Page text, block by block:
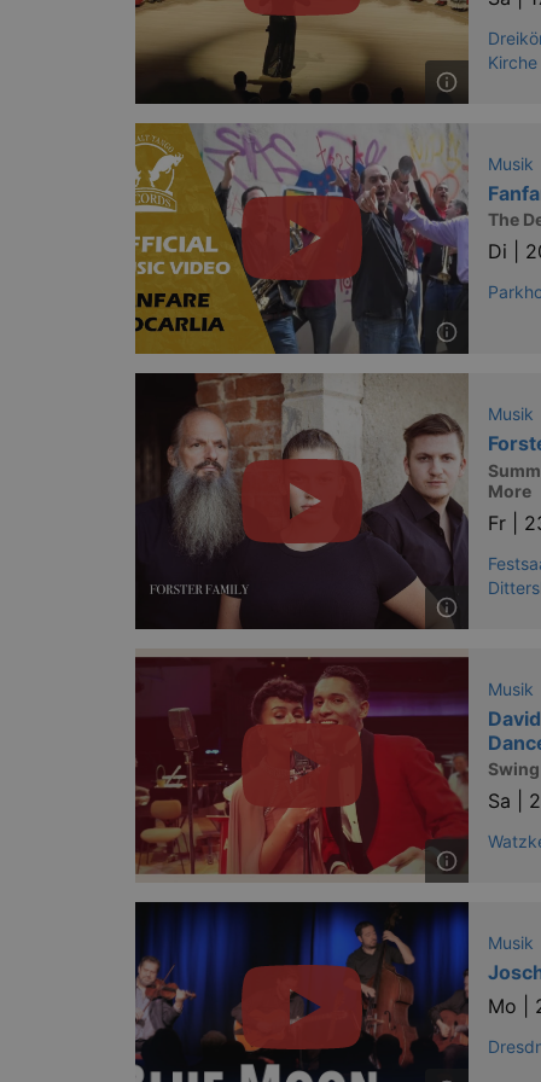
Kirche
Musik
The
Di |
Musik
More
Fr |
Musik
Sa |
Musik
Mo |
XSRF-TOKEN
_ga
_gid
_gat
bm_sz
axd
IDE
tis
tis
RXSESSID
OptanonConsent